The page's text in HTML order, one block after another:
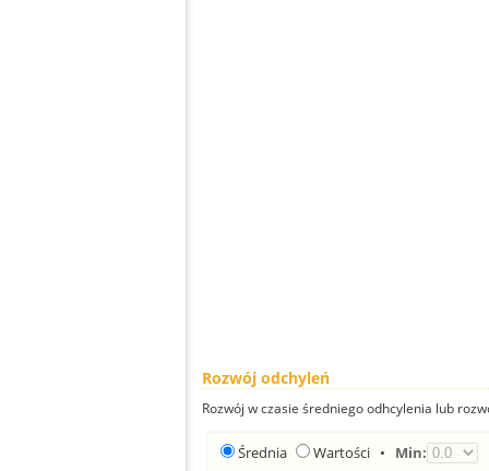
Rozwój odchyleń
Rozwój w czasie średniego odhcylenia lub
Średnia Wartości • Min: